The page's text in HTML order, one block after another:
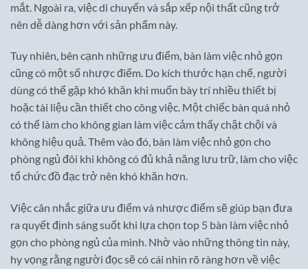
mắt. Ngoài ra, việc di chuyển và sắp xếp nội thất cũng trở
nên dễ dàng hơn với sản phẩm này.
Tuy nhiên, bên cạnh những ưu điểm, bàn làm việc nhỏ gọn
cũng có một số nhược điểm. Do kích thước hạn chế, người
dùng có thể gặp khó khăn khi muốn bày trí nhiều thiết bị
hoặc tài liệu cần thiết cho công việc. Một chiếc bàn quá nhỏ
có thể làm cho không gian làm việc cảm thấy chật chội và
không hiệu quả. Thêm vào đó, bàn làm việc nhỏ gọn cho
phòng ngủ đôi khi không có đủ khả năng lưu trữ, làm cho việc
tổ chức đồ đạc trở nên khó khăn hơn.
Việc cân nhắc giữa ưu điểm và nhược điểm sẽ giúp bạn đưa
ra quyết định sáng suốt khi lựa chọn top 5 bàn làm việc nhỏ
gọn cho phòng ngủ của mình. Nhờ vào những thông tin này,
hy vọng rằng người đọc sẽ có cái nhìn rõ ràng hơn về việc